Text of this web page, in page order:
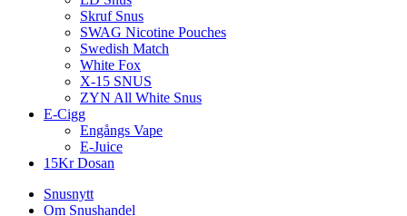
Skruf Snus
SWAG Nicotine Pouches
Swedish Match
White Fox
X-15 SNUS
ZYN All White Snus
E-Cigg
Engångs Vape
E-Juice
15Kr Dosan
Snusnytt
Om Snushandel